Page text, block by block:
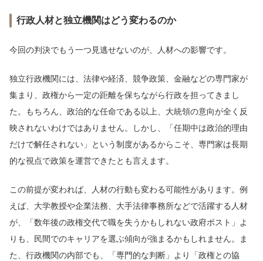
行政人材と独立機関はどう変わるのか
今回の判決でもう一つ見逃せないのが、人材への影響です。
独立行政機関には、法律や経済、競争政策、金融などの専門家が
集まり、政権から一定の距離を保ちながら行政を担ってきまし
た。もちろん、政治的な任命である以上、大統領の意向が全く反
映されないわけではありません。しかし、「任期中は政治的理由
だけで解任されない」という制度があるからこそ、専門家は長期
的な視点で政策を運営できたとも言えます。
この前提が変われば、人材の行動も変わる可能性があります。例
えば、大学教授や企業法務、大手法律事務所などで活躍する人材
が、「数年後の政権交代で職を失うかもしれない政府ポスト」よ
りも、民間でのキャリアを選ぶ傾向が強まるかもしれません。ま
た、行政機関の内部でも、「専門的な判断」より「政権との協